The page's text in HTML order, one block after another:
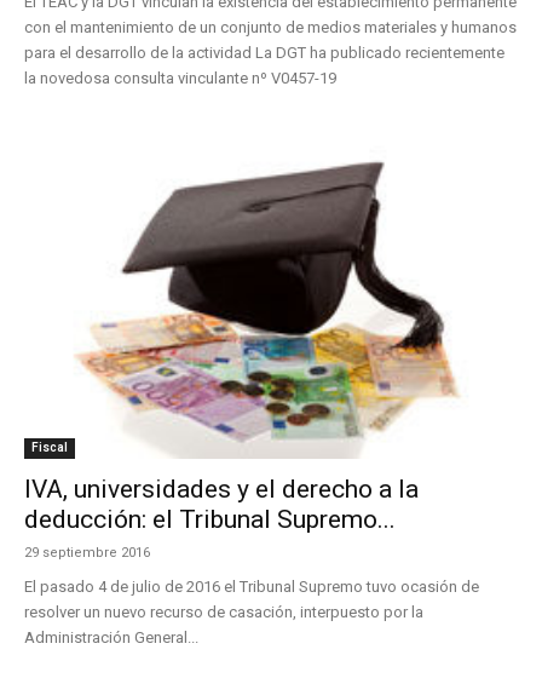
con el mantenimiento de un conjunto de medios materiales y humanos
para el desarrollo de la actividad La DGT ha publicado recientemente
la novedosa consulta vinculante nº V0457-19
Fiscal
IVA, universidades y el derecho a la
deducción: el Tribunal Supremo...
29 septiembre 2016
El pasado 4 de julio de 2016 el Tribunal Supremo tuvo ocasión de
resolver un nuevo recurso de casación, interpuesto por la
Administración General...